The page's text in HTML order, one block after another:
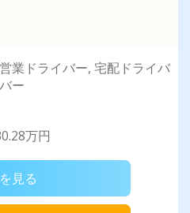
業ドライバー, 宅配ドライバ
ー
万円
見る